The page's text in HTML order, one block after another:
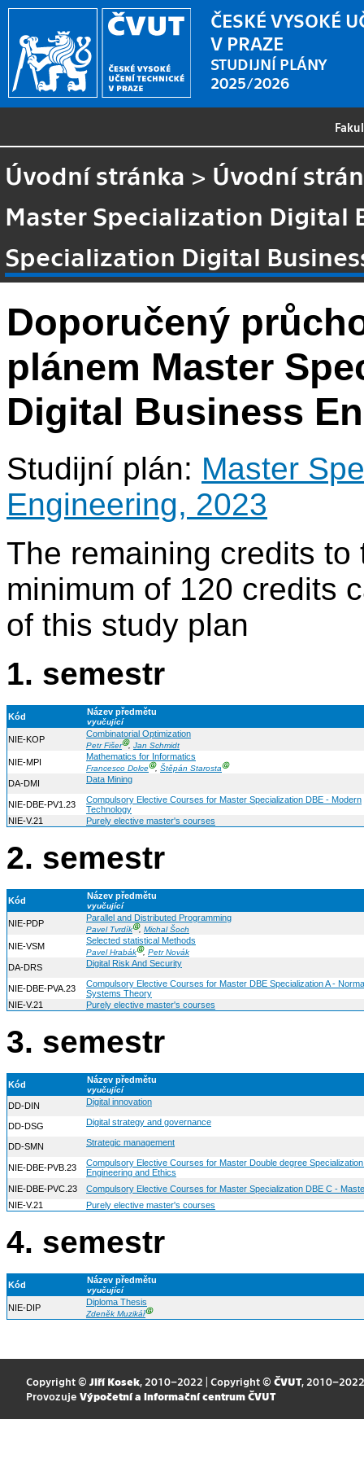
ČESKÉ VYSOKÉ
V PRAZE
STUDIJNÍ PLÁNY
2025/2026
Úvodní stránka > Úvodní
Master Specialization Digital
Specialization Digital
Doporučený
plánem Master
Digital Business
Studijní plán: Master
Engineering, 2023
The remaining credits
minimum of 120 credits
of this study plan
1. semestr
Kód Název předmětu
vyučující
NIE-KOP
Combinatorial Optimization
Petr FišerⒼ, Jan Schmidt
NIE-MPI
Mathematics for Informatics
Francesco DolceⒼ, Štěpán StarostaⒼ
DA-DMI Data Mining
NIE-DBE-PV1.23
Compulsory Elective Courses for Master Specialization DBE - Modern
Technology
NIE-V.21
Purely elective master's courses
2. semestr
Kód Název předmětu
vyučující
NIE-PDP
Parallel and Distributed Programming
Pavel TvrdíkⒼ, Michal Šoch
NIE-VSM
Selected statistical Methods
Pavel HrabákⒼ, Petr Novák
DA-DRS Digital Risk And Security
NIE-DBE-PVA.23
Compulsory Elective Courses for Master DBE Specialization A -
Systems Theory
NIE-V.21
Purely elective master's courses
3. semestr
Kód Název předmětu
vyučující
DD-DIN Digital innovation
DD-DSG Digital strategy and governance
DD-SMN Strategic management
NIE-DBE-PVB.23
Compulsory Elective Courses for Master Double degree
Engineering and Ethics
NIE-DBE-PVC.23
Compulsory Elective Courses for Master Specialization DBE C -
NIE-V.21
Purely elective master's courses
4. semestr
Kód Název předmětu
vyučující
NIE-DIP
Diploma Thesis
Zdeněk MuzikářⒼ
Copyright © Jiří Kosek, 2010–2022 | Copyright © ČVUT, 2010–2022
Provozuje Výpočetní a informační centrum ČVUT